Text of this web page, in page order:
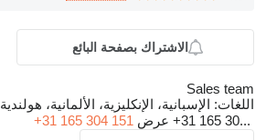
الاشتراك بصفحة البائع
Sales team
اللغات: الإسبانية، الإنكليزية، الألمانية، هولندية
+31 165 30... عرض +31 165 304 151